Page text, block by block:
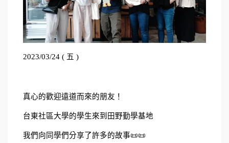
2023/03/24 ( 五 )
真心的歡迎遠道而來的朋友！
台東社區大學的學生來到田野勤學基地
我們向同學們分享了許多的故事📜📜